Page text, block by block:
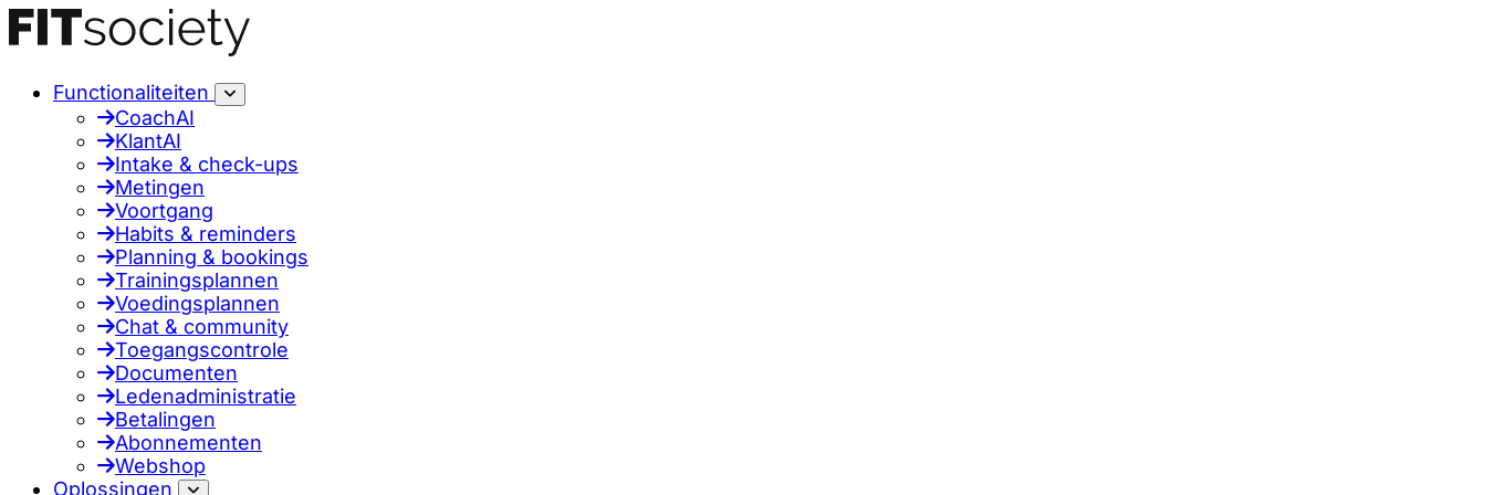
Functionaliteiten
CoachAI
KlantAI
Intake & check-ups
Metingen
Voortgang
Habits & reminders
Planning & bookings
Trainingsplannen
Voedingsplannen
Chat & community
Toegangscontrole
Documenten
Ledenadministratie
Betalingen
Abonnementen
Webshop
Oplossingen